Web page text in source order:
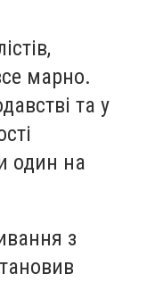
марно.
та у
один на
з